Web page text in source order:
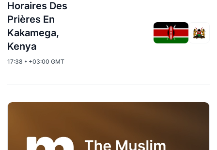
Horaires Des
Prières En
Kakamega,
Kenya
17:38 • +03:00 GMT